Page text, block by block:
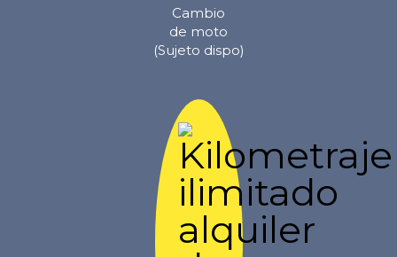
Cambio
de moto
(Sujeto dispo)